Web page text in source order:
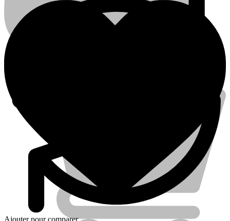
Électricité
Piles
Account
Ajouter pour comparer